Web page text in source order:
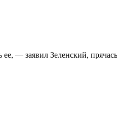
ее, — заявил Зеленский,